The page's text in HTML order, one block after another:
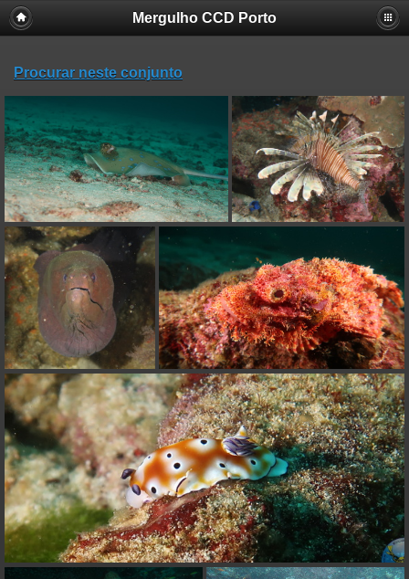
Mergulho CCD Porto
Procurar neste conjunto